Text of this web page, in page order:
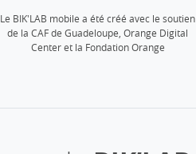
Le BIK'LAB mobile a été créé avec le soutien
de la CAF de Guadeloupe, Orange Digital
Center et la Fondation Orange